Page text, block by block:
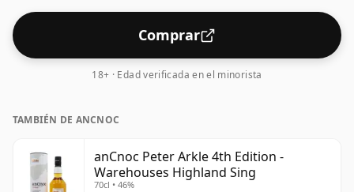
Comprar
18+ · Edad verificada en el minorista
TAMBIÉN DE ANCNOC
anCnoc Peter Arkle 4th Edition -
Warehouses Highland Sing
70cl • 46%